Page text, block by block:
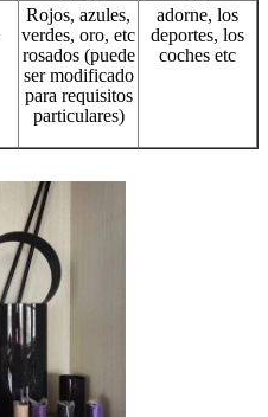
Rojos, azules,
verdes, oro, etc
rosados (puede
ser modificado
para requisitos
particulares)
adorne, los
deportes, los
coches etc